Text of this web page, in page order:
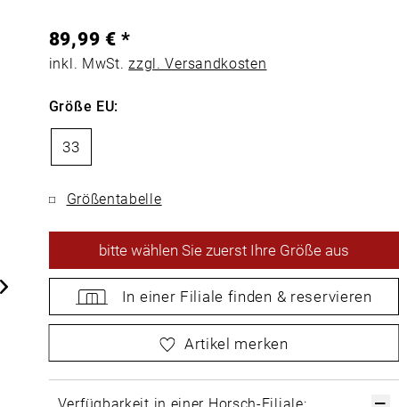
89,99 € *
inkl. MwSt.zzgl. Versandkosten
Größe EU:
33
Größentabelle
bittewählen Sie zuerst Ihre Größe aus
In einer Filiale finden & reservieren
wählen Sie zuerst Ihre Größe aus
Artikel merken
Verfügbarkeit in einer Horsch-Filiale: